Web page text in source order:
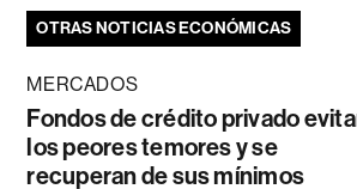
OTRAS NOTICIAS ECONÓMICAS
MERCADOS
Fondos de crédito privado
los peores temores y se
recuperan de sus mínimos